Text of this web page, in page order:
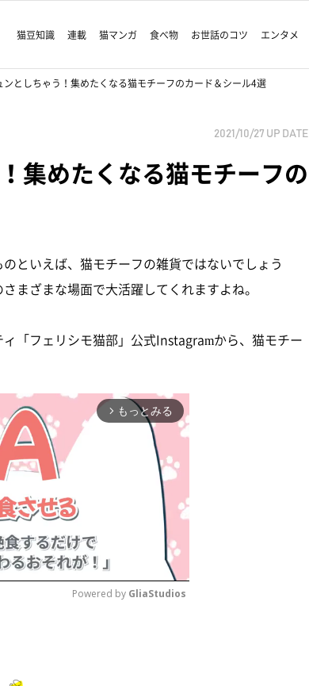
猫豆知識 連載 猫マンガ 食べ物 お世話のコツ エンタメ
ンとしちゃう！集めたくなる猫モチーフのカード＆シール4選
2021/10/27 UP DATE
集めたくなる猫モチーフの
といえば、猫モチーフの雑貨ではないでしょう
ざまな場面で大活躍してくれますよね。
「フェリシモ猫部」公式Instagramから、猫モチー
arrow_forward_ios もっとみる
Powered by GliaStudios